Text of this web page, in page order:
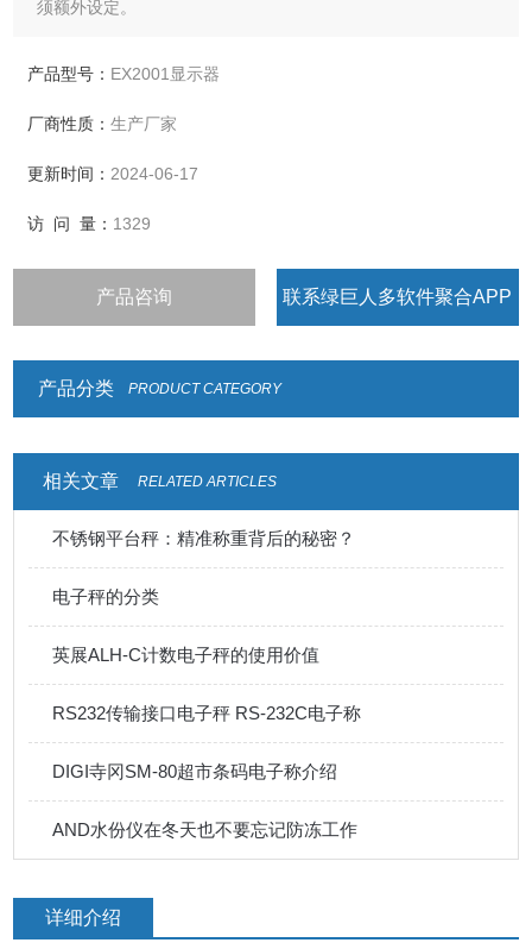
须额外设定。
产品型号： EX2001显示器
厂商性质：生产厂家
更新时间： 2024-06-17
访 问 量： 1329
产品咨询 联系绿巨人多软件聚合APP
产品分类 PRODUCT CATEGORY
相关文章 RELATED ARTICLES
不锈钢平台秤：精准称重背后的秘密？
电子秤的分类
英展ALH-C计数电子秤的使用价值
RS232传输接口电子秤 RS-232C电子称
DIGI寺冈SM-80超市条码电子称介绍
AND水份仪在冬天也不要忘记防冻工作
详细介绍